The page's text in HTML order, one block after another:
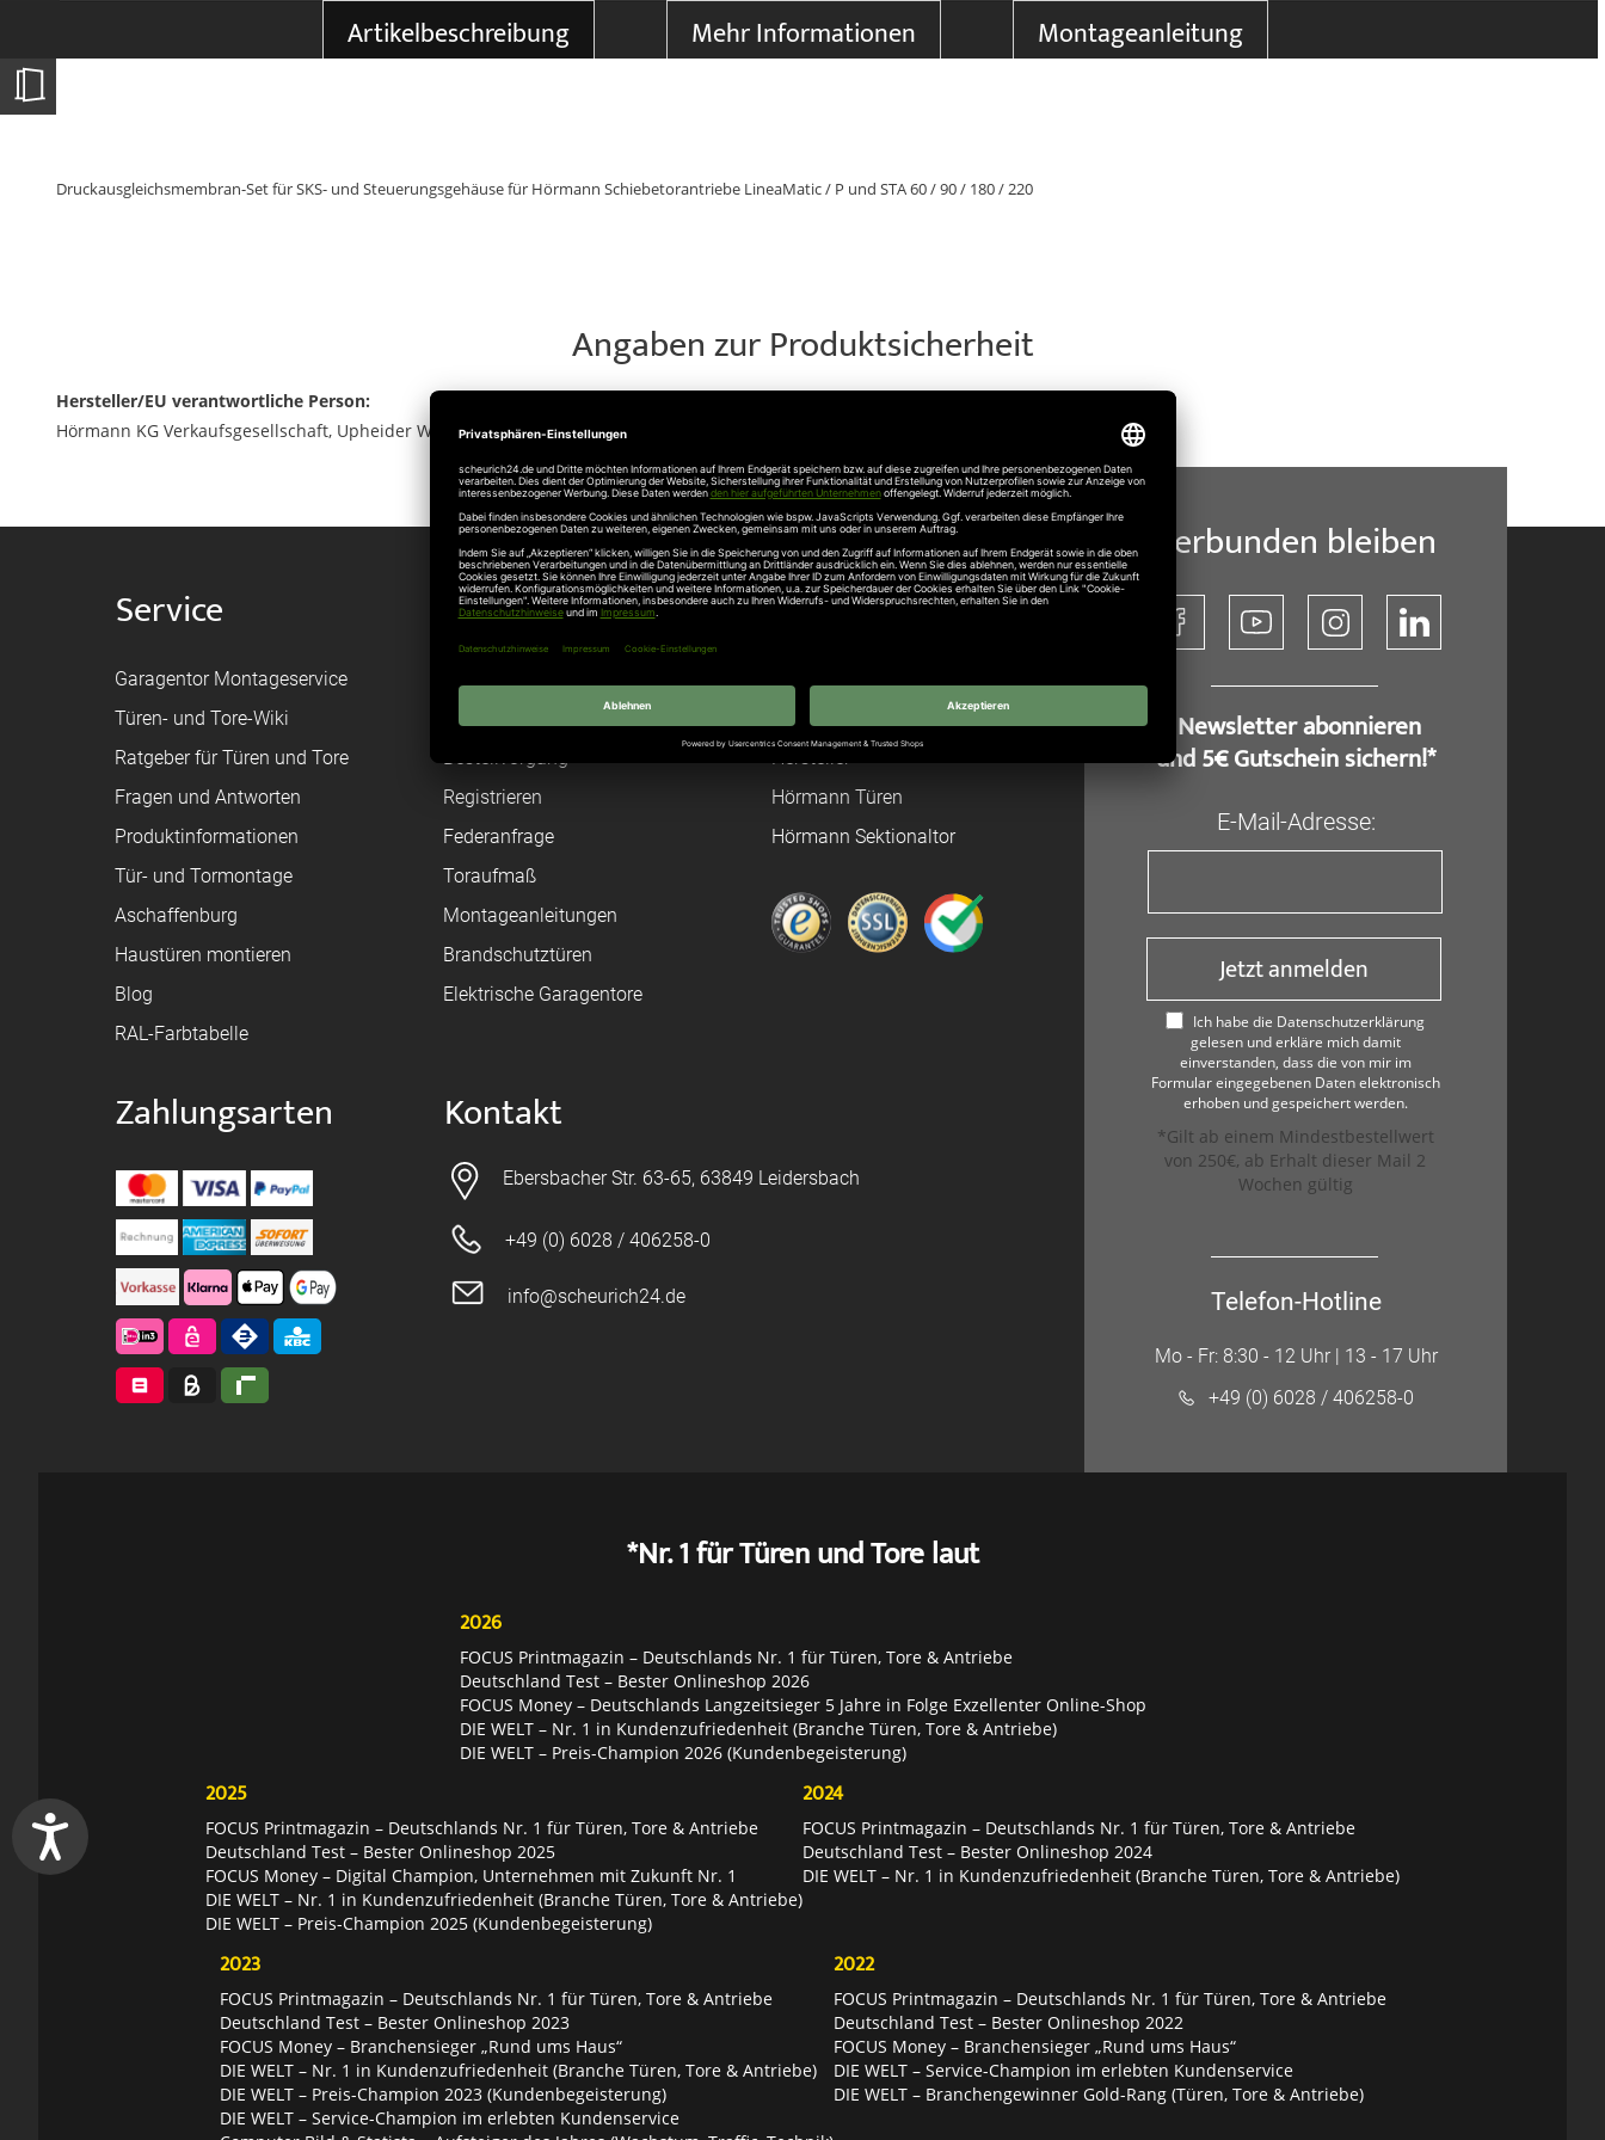
Artikelbeschreibung Mehr Informationen Montageanleitung
Druckausgleichsmembran-Set für SKS- und Steuerungsgehäuse für Hörmann Schiebetorantriebe LineaMatic / P und STA 60 / 90 / 180 / 220
Angaben zur Produktsicherheit
Hersteller/EU verantwortliche Person:
Hörmann KG Verkaufsgesellschaft, Upheider Weg 94-98, 33803 Steinhagen, Telefon: 05204915100, info@hoermann.de
Service
Garagentor Montageservice
Türen- und Tore-Wiki
Ratgeber für Türen und Tore
Fragen und Antworten
Produktinformationen
Tür- und Tormontage
Aschaffenburg
Haustüren montieren
Blog
RAL-Farbtabelle
Shop
Zahlungsarten
Bestellvorgang
Registrieren
Federanfrage
Toraufmaß
Montageanleitungen
Brandschutztüren
Elektrische Garagentore
Unternehmen
Stellenangebote
Hersteller
Hörmann Türen
Hörmann Sektionaltor
Zahlungsarten Kontakt
Ebersbacher Str. 63-65, 63849 Leidersbach
+49 (0) 6028 / 406258-0
info@scheurich24.de
Verbunden bleiben
​ Newsletter abonnieren
und 5€ Gutschein sichern!*
E-Mail-Adresse:
Jetzt anmelden
Ich habe die Datenschutzerklärung
gelesen und erkläre mich damit
einverstanden, dass die von mir im
Formular eingegebenen Daten elektronisch
erhoben und gespeichert werden.
*Gilt ab einem Mindestbestellwert
von 250€, ab Erhalt dieser Mail 2
Wochen gültig
Telefon-Hotline
Mo - Fr: 8:30 - 12 Uhr | 13 - 17 Uhr
+49 (0) 6028 / 406258-0
*Nr. 1 für Türen und Tore laut
2026
FOCUS Printmagazin – Deutschlands Nr. 1 für Türen, Tore & Antriebe
Deutschland Test – Bester Onlineshop 2026
FOCUS Money – Deutschlands Langzeitsieger 5 Jahre in Folge Exzellenter Online-Shop
DIE WELT – Nr. 1 in Kundenzufriedenheit (Branche Türen, Tore & Antriebe)
DIE WELT – Preis-Champion 2026 (Kundenbegeisterung)
2025
FOCUS Printmagazin – Deutschlands Nr. 1 für Türen, Tore & Antriebe
Deutschland Test – Bester Onlineshop 2025
FOCUS Money – Digital Champion, Unternehmen mit Zukunft Nr. 1
DIE WELT – Nr. 1 in Kundenzufriedenheit (Branche Türen, Tore & Antriebe)
DIE WELT – Preis-Champion 2025 (Kundenbegeisterung)
2024
FOCUS Printmagazin – Deutschlands Nr. 1 für Türen, Tore & Antriebe
Deutschland Test – Bester Onlineshop 2024
DIE WELT – Nr. 1 in Kundenzufriedenheit (Branche Türen, Tore & Antriebe)
2023
FOCUS Printmagazin – Deutschlands Nr. 1 für Türen, Tore & Antriebe
Deutschland Test – Bester Onlineshop 2023
FOCUS Money – Branchensieger „Rund ums Haus“
DIE WELT – Nr. 1 in Kundenzufriedenheit (Branche Türen, Tore & Antriebe)
DIE WELT – Preis-Champion 2023 (Kundenbegeisterung)
DIE WELT – Service-Champion im erlebten Kundenservice
2022
FOCUS Printmagazin – Deutschlands Nr. 1 für Türen, Tore & Antriebe
Deutschland Test – Bester Onlineshop 2022
FOCUS Money – Branchensieger „Rund ums Haus“
DIE WELT – Service-Champion im erlebten Kundenservice
DIE WELT – Branchengewinner Gold-Rang (Türen, Tore & Antriebe)